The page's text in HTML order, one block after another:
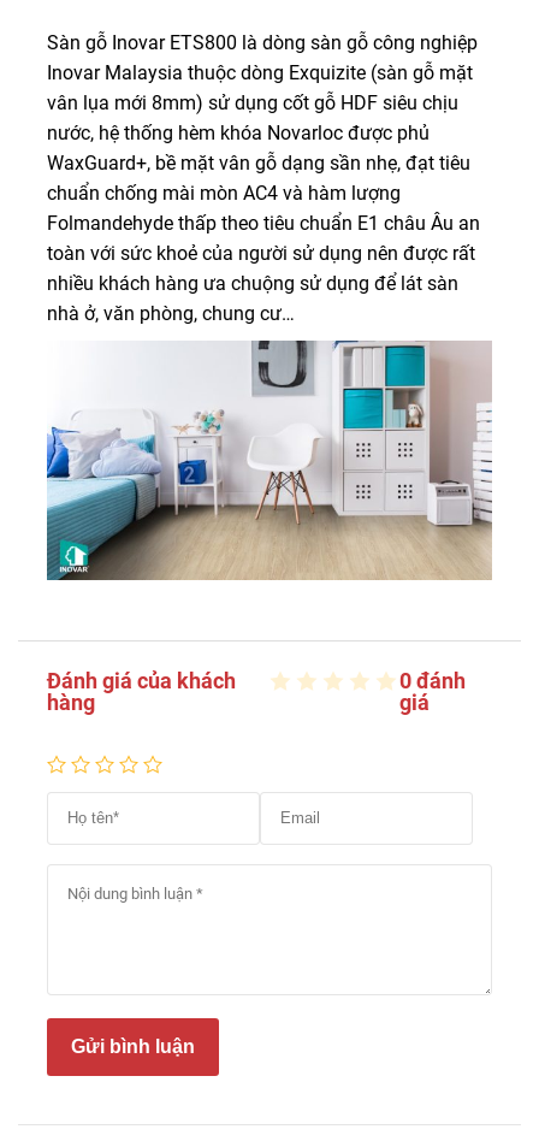
Sàn gỗ Inovar ETS800 là dòng sàn gỗ công nghiệp
Inovar Malaysia thuộc dòng Exquizite (sàn gỗ mặt
vân lụa mới 8mm) sử dụng cốt gỗ HDF siêu chịu
nước, hệ thống hèm khóa Novarloc được phủ
WaxGuard+, bề mặt vân gỗ dạng sần nhẹ, đạt tiêu
chuẩn chống mài mòn AC4 và hàm lượng
Folmandehyde thấp theo tiêu chuẩn E1 châu Âu an
toàn với sức khoẻ của người sử dụng nên được rất
nhiều khách hàng ưa chuộng sử dụng để lát sàn
nhà ở, văn phòng, chung cư…
Đánh giá của khách
hàng
0 đánh
giá
Gửi bình luận